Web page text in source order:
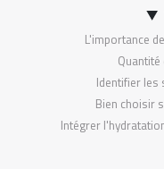
L'importance
Identifier les
Bien choisir
Intégrer